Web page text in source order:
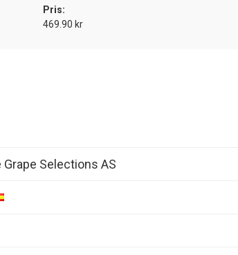
Pris:
469.90 kr
Selections AS